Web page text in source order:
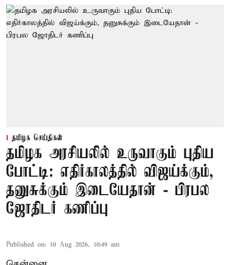
தமிழக செய்திகள்
தமிழக அரசியலில் உருவாகும் புதிய
போட்டி: எதிர்காலத்தில் விஜய்க்கும்,
தனுசுக்கும் இடையேதான் - பிரபல
ஜோதிடர் கணிப்பு
Published on: 10 Aug 2026, 10:49 am